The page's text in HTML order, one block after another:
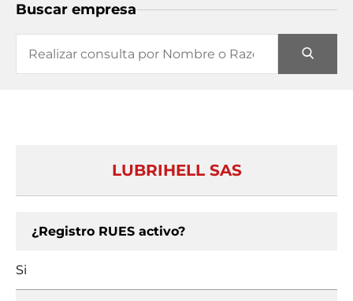
Buscar empresa
LUBRIHELL SAS
¿Registro RUES activo?
Si